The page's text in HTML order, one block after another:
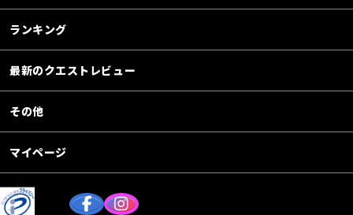
ランキング
最新のクエストレビュー
その他
マイページ